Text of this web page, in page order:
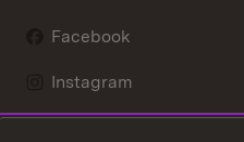
Facebook
Instagram